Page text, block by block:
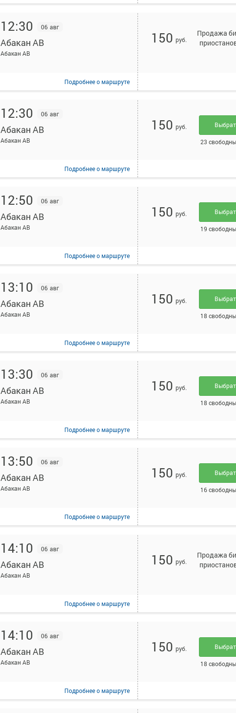
12:30 06 авг
Абакан АВ
Абакан АВ
Подробнеео маршруте
150 руб.
Продажа
12:30 06 авг
Абакан АВ
Абакан АВ
Подробнеео маршруте
150 руб.
23
12:50 06 авг
Абакан АВ
Абакан АВ
Подробнеео маршруте
150 руб.
19
13:10 06 авг
Абакан АВ
Абакан АВ
Подробнеео маршруте
150 руб.
18
13:30 06 авг
Абакан АВ
Абакан АВ
Подробнеео маршруте
150 руб.
18
13:50 06 авг
Абакан АВ
Абакан АВ
Подробнеео маршруте
150 руб.
16
14:10 06 авг
Абакан АВ
Абакан АВ
Подробнеео маршруте
150 руб.
Продажа
14:10 06 авг
Абакан АВ
Абакан АВ
Подробнеео маршруте
150 руб.
18